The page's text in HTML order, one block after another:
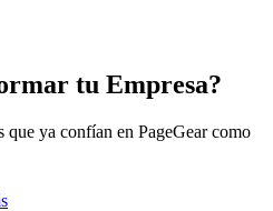
tu Empresa?
que ya confían en PageGear como